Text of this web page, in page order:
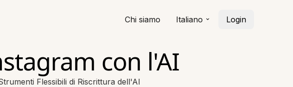
Chi siamo Italiano Login
con l'AI
Flessibili di Riscrittura dell'AI